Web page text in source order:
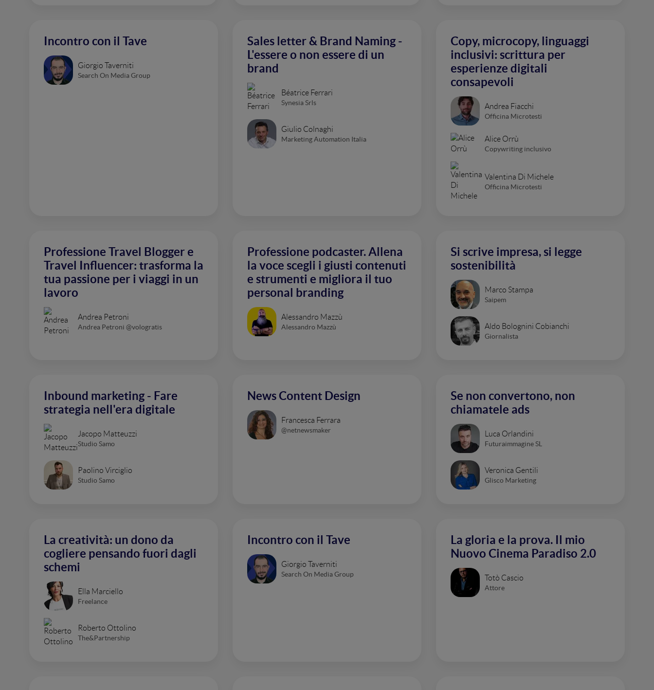
Incontro con il Tave
Giorgio Taverniti
Search On Media Group
Sales letter & Brand Naming -
L'essere o non essere di un
brand
Béatrice Ferrari
Synesia Srls
Giulio Colnaghi
Marketing Automation Italia
Copy, microcopy, linguaggi
inclusivi: scrittura per
esperienze digitali
consapevoli
Andrea Fiacchi
Officina Microtesti
Alice Orrù
Copywriting inclusivo
Valentina Di Michele
Officina Microtesti
Professione Travel Blogger e
Travel Influencer: trasforma la
tua passione per i viaggi in un
lavoro
Andrea Petroni
Andrea Petroni @vologratis
Professione podcaster. Allena
la voce scegli i giusti contenuti
e strumenti e migliora il tuo
personal branding
Alessandro Mazzù
Alessandro Mazzù
Si scrive impresa, si legge
sostenibilità
Marco Stampa
Saipem
Aldo Bolognini Cobianchi
Giornalista
Inbound marketing - Fare
strategia nell'era digitale
Jacopo Matteuzzi
Studio Samo
Paolino Virciglio
Studio Samo
News Content Design
Francesca Ferrara
@netnewsmaker
Se non convertono, non
chiamatele ads
Luca Orlandini
Futuraimmagine SL
Veronica Gentili
Glisco Marketing
La creatività: un dono da
cogliere pensando fuori dagli
schemi
Ella Marciello
Freelance
Roberto Ottolino
The&Partnership
Incontro con il Tave
Giorgio Taverniti
Search On Media Group
La gloria e la prova. Il mio
Nuovo Cinema Paradiso 2.0
Totò Cascio
Attore